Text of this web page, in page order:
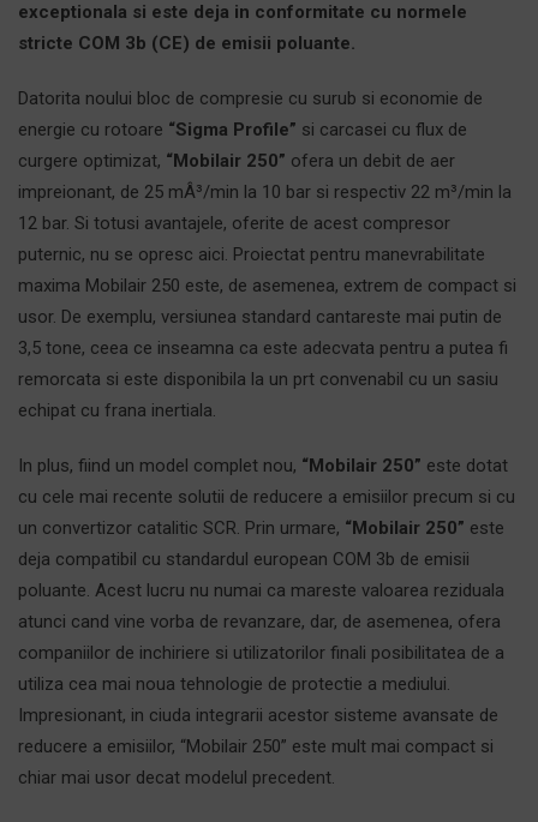
exceptionala si este deja in conformitate cu normele
stricte COM 3b (CE) de emisii poluante.
Datorita noului bloc de compresie cu surub si economie de
energie cu rotoare “Sigma Profile” si carcasei cu flux de
curgere optimizat, “Mobilair 250” ofera un debit de aer
impreionant, de 25 mÂ³/min la 10 bar si respectiv 22 m³/min la
12 bar. Si totusi avantajele, oferite de acest compresor
puternic, nu se opresc aici. Proiectat pentru manevrabilitate
maxima Mobilair 250 este, de asemenea, extrem de compact si
usor. De exemplu, versiunea standard cantareste mai putin de
3,5 tone, ceea ce inseamna ca este adecvata pentru a putea fi
remorcata si este disponibila la un prt convenabil cu un sasiu
echipat cu frana inertiala.
In plus, fiind un model complet nou, “Mobilair 250” este dotat
cu cele mai recente solutii de reducere a emisiilor precum si cu
un convertizor catalitic SCR. Prin urmare, “Mobilair 250” este
deja compatibil cu standardul european COM 3b de emisii
poluante. Acest lucru nu numai ca mareste valoarea reziduala
atunci cand vine vorba de revanzare, dar, de asemenea, ofera
companiilor de inchiriere si utilizatorilor finali posibilitatea de a
utiliza cea mai noua tehnologie de protectie a mediului.
Impresionant, in ciuda integrarii acestor sisteme avansate de
reducere a emisiilor, “Mobilair 250” este mult mai compact si
chiar mai usor decat modelul precedent.